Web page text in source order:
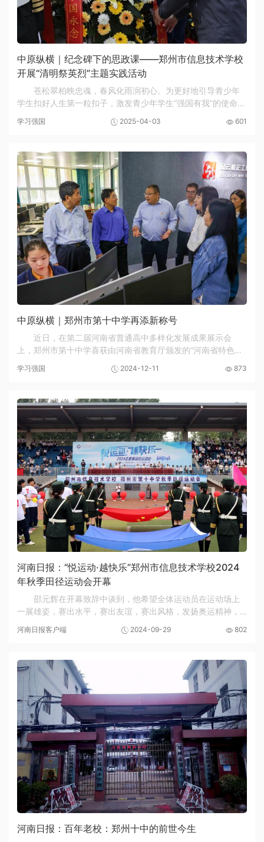
中原纵横｜纪念碑下的思政课——郑州市信息技术学校
开展“清明祭英烈”主题实践活动
苍松翠柏映忠魂，春风化雨润初心。为更好地引导青少年
学生扣好人生第一粒扣子，激发青少年学生“强国有我”的使命担
表在副校长王宏亮、团委书记李晓培的带领...
学习强国 2025-04-03 601
中原纵横｜郑州市第十中学再添新称号
近日，在第二届河南省普通高中多样化发展成果展示会
上，郑州市第十中学喜获由河南省教育厅颁发的“河南省特色高
近年来，郑州市第十中学以普职融通为切入点...
学习强国 2024-12-11 873
河南日报：“悦运动·越快乐”郑州市信息技术学校2024
年秋季田径运动会开幕
邵元辉在开幕致辞中谈到，他希望全体运动员在运动场上
一展雄姿，赛出水平，赛出友谊，赛出风格，发扬奥运精神，
遵守规则，尊重对手，赛出风格，赛出友谊！...
河南日报客户端 2024-09-29 802
河南日报：百年老校：郑州十中的前世今生